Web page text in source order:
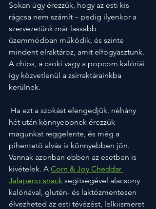
Sokan úgy érezzük, hogy az esti kis
rágcsa nem számít – pedig ilyenkor a
szervezetünk már lassabb
üzemmódban működik, és szinte
mindent elraktároz, amit elfogyasztunk.
A chips, a csoki vagy a popcorn kalóriái
így közvetlenül a zsírraktárainkba
kerülnek.
hét után könnyebbnek érezzük
magunkat reggelente, és még a
pihentető alvás is könnyebben jön.
Vannak azonban ebben az esetben is
kivételek. A Corn & Joy Cheddar
Jalapeno snack segítségével alacsony
kalóriával, glutén- és laktózmentesen
élvezheted az esti tévézést, lelkiismeret